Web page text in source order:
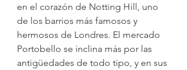
en el corazón de Notting Hill, uno
de los barrios más famosos y
hermosos de Londres. El mercado
Portobello se inclina más por las
antigüedades de todo tipo, y en sus